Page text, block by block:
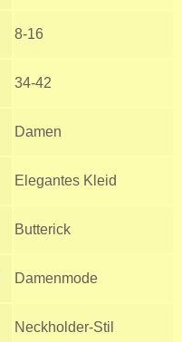
8-16
34-42
Damen
Elegantes Kleid
Butterick
Damenmode
Neckholder-Stil